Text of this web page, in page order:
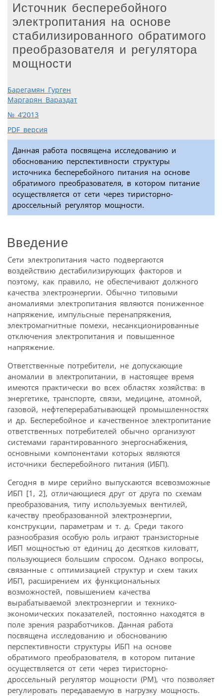
Источник бесперебойного
электропитания на основе
стабилизированного обратимого
преобразователя и регулятора
мощности
Барегамян Гурген
Маргарян Вараздат
№ 4’2013
PDF версия
Данная работа посвящена исследованию и
обоснованию перспективности структуры
источника бесперебойного питания на основе
обратимого преобразователя, в котором питание
осуществляется от сети через тиристорно-
дроссельный регулятор мощности.
Введение
Сети электропитания часто подвергаются
воздействию дестабилизирующих факторов и
поэтому, как правило, не обеспечивают должного
качества электроэнергии. Обычно типовыми
аномалиями электропитания являются пониженное
напряжение, импульсные перенапряжения,
электромагнитные помехи, несанкционированные
отключения электропитания и повышенное
напряжение.
Ответственные потребители, не допускающие
аномалии в электропитании, в настоящее время
имеются практически во всех областях хозяйства: в
энергетике, транспорте, связи, медицине, атомной,
газовой, нефтеперерабатывающей промышленностях
и др. Бесперебойное и качественное электропитание
ответственных потребителей обычно организуют
системами гарантированного энергоснабжения,
основными компонентами которых являются
источники бесперебойного питания (ИБП).
Сегодня в мире серийно выпускаются всевозможные
ИБП [1, 2], отличающиеся друг от друга по схемам
преобразования, типу используемых вентилей,
качеству преобразованной электроэнергии,
конструкции, параметрам и т. д. Среди такого
разнообразия особую роль играют транзисторные
ИБП мощностью от единиц до десятков киловатт,
пользующиеся большим спросом. Однако вопросы,
связанные с оптимизацией структур и схем таких
ИБП, расширением их функциональных
возможностей, повышением качества
вырабатываемой электроэнергии и технико-
экономических показателей, постоянно находятся в
поле зрения разработчиков. Данная работа
посвящена исследованию и обоснованию
перспективности структуры ИБП на основе
обратимого преобразователя, в котором питание
осуществляется от сети через тиристорно-
дроссельный регулятор мощности (РМ), что позволяет
регулировать передаваемую в нагрузку мощность.